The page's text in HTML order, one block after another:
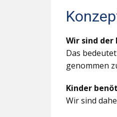
Wir sind der
Das
genommen
Kinder
Wir sind